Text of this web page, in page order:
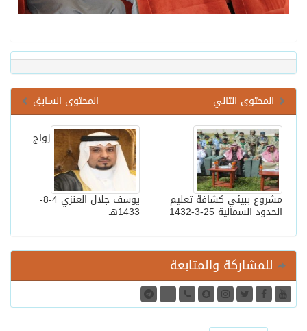
المحتوى السابق
المحتوى التالي
زواج
يوسف جلال العنزي 4-8-
1433هـ
مشروع ببيئي كشافة تعليم
الحدود السمالية 25-3-1432
للمشاركة والمتابعة